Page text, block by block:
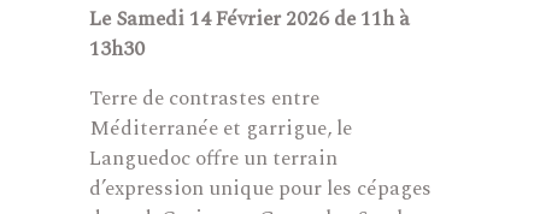
Le Samedi 14 Février 2026de 11h à
13h30
Terre de contrastes entre
Méditerranée et garrigue, le
Languedoc offre un terrain
d’expression unique pour les cépages